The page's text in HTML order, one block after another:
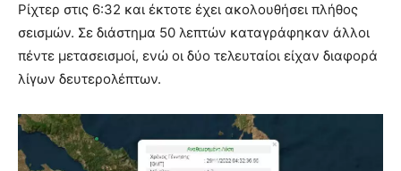
Ρίχτερ στις 6:32 και έκτοτε έχει ακολουθήσει πλήθος
σεισμών. Σε διάστημα 50 λεπτών καταγράφηκαν άλλοι
πέντε μετασεισμοί, ενώ οι δύο τελευταίοι είχαν διαφορά
λίγων δευτερολέπτων.